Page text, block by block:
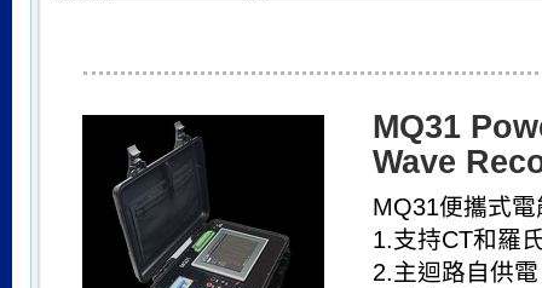
MQ31
Wave
MQ31便攜式
1.支持CT和羅
2.主迴路自供